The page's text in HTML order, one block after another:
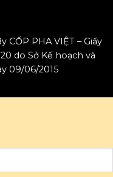
CỐP PHA VIỆT – Giấy
do Sở Kế hoạch và
09/06/2015